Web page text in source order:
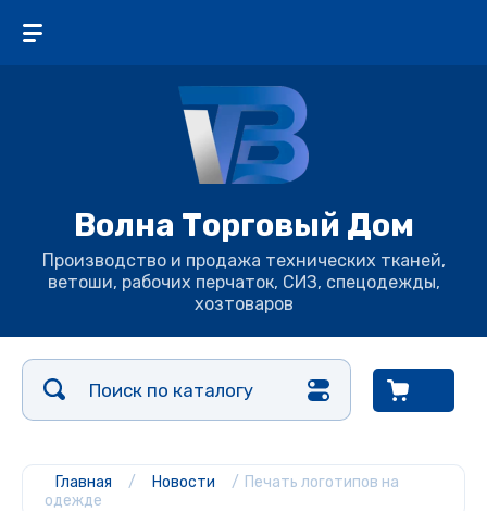
Волна Торговый Дом
Производство и продажа технических тканей,
ветоши, рабочих перчаток, СИЗ, спецодежды,
хозтоваров
Главная / Новости / Печать логотипов на
одежде